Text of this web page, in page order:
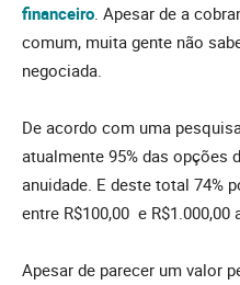
financeiro . Apesar de a
comum, muita gente não
negociada.
De acordo com uma
atualmente 95% das opções
anuidade. E deste total 74%
entre R$100,00 e R$1.000,00
Apesar de parecer um valor